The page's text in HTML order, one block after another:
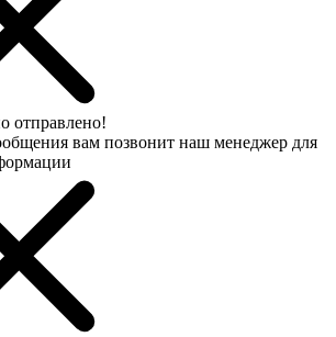
отправлено!
вам позвонит наш менеджер для